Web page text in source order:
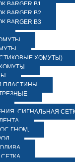
B1
B2
BARGER B3
ХОМУТЫ)
ПЛАСТИНЫ
СИГНАЛЬНАЯ
ГНОМ.